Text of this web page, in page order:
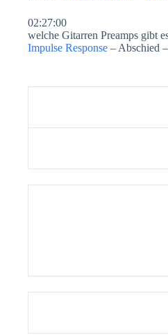
02:27:00
welche Gitarren Preamps gibt
Impulse Response – Abschied